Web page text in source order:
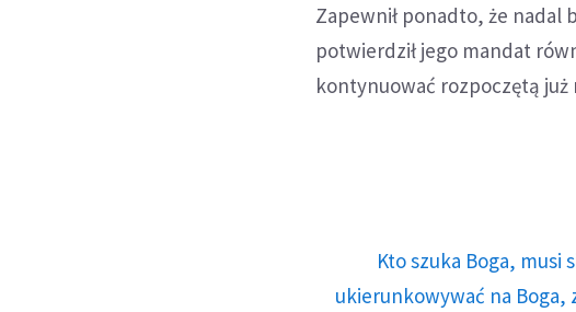
Zapewnił ponadto, że nadal
potwierdził jego mandat
kontynuować rozpoczętą już
Kto szuka Boga, musi
ukierunkowywać na Boga,